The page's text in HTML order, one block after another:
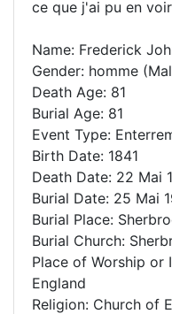
ce que j'ai pu en
Name: Frederick
Gender: homme
Death Age: 81
Burial Age: 81
Event Type:
Birth Date: 1841
Death Date: 22 Mai
Burial Date: 25 Mai
Burial Place:
Burial Church:
Place of Worship or
England
Religion: Church of